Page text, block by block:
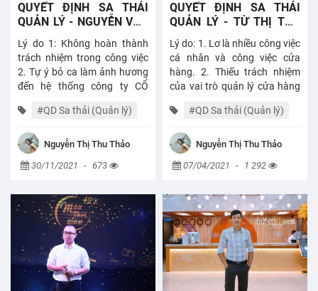
QUYẾT ĐỊNH SA THẢI
QUẢN LÝ - NGUYỄN VĂN
KHƯƠNG - 535 TRẦN
HƯNG ĐẠO
Lý do 1: Không hoàn thành
trách nhiệm trong công việc
2. Tự ý bỏ ca làm ảnh hương
đến hệ thống công ty CỔ
#QD Sa thải (Quản lý)
#Thông báo - Quyết
địnhNguyễn Thị Thu Thảo
30/11/2021 - 673
QUYẾT ĐỊNH SA THẢI
QUẢN LÝ - TỪ THỊ THU
NGUYỆT - 24 LÊ HỒNG
PHONG
Lý do: 1. Lơ là nhiều công việc
cá nhân và công việc cửa
hàng. 2. Thiếu trách nhiệm
của vai trò quản lý cửa hàng
bảo quản nguyên vật liệu dẫn
#QD Sa thải (Quản lý)
#Thông báo - Quyết
địnhNguyễn Thị Thu Thảo
07/04/2021 - 1 292